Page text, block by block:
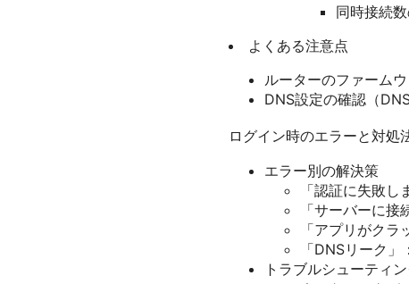
同時接続
よくある注意点
ルーターのファーム
DNS設定の確認（
ログイン時のエラーと対処
エラー別の解決策
「認証に失敗
「サーバーに
「アプリがク
「DNSリーク
トラブルシューティ